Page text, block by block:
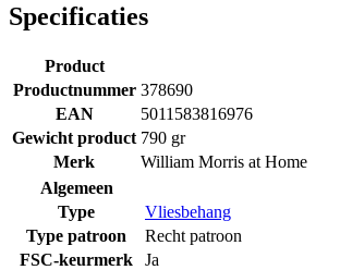
Specificaties
Product
Productnummer 378690
EAN
5011583816976
Gewicht product 790 gr
Merk
William Morris at Home
Algemeen
Type
Vliesbehang
Type patroon
Recht patroon
FSC-keurmerk
Ja